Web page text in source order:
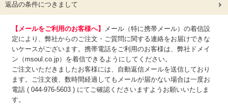
返品の条件につきまして
【メールをご利用のお客様へ】
メール（特に携帯メール）の着信設
定により、弊社からのご注文・ご質問に関する連絡をお届けできな
いケースがございます。携帯電話をご利用のお客様は、弊社ドメイ
ン（msoul.co.jp）を着信できるようにしてください。
ご注文いただきましたお客様には、自動返信メールを送信しており
ます。ご注文後、数時間経過してもメールが届かない場合は一度お
電話 ( 044-976-5603 ) にてご確認くださいますようお願いいたしま
す。